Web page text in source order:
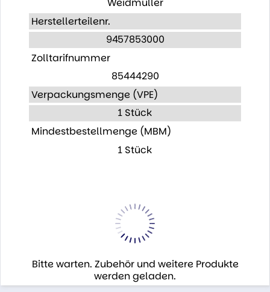
Weidmüller
Herstellerteilenr.
9457853000
Zolltarifnummer
85444290
Verpackungsmenge (VPE)
1 Stück
Mindestbestellmenge (MBM)
1 Stück
Bitte warten. Zubehör und weitere Produkte
werden geladen.